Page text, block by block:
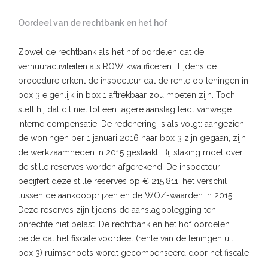
Oordeel van de rechtbank en het hof
Zowel de rechtbank als het hof oordelen dat de
verhuuractiviteiten als ROW kwalificeren. Tijdens de
procedure erkent de inspecteur dat de rente op leningen in
box 3 eigenlijk in box 1 aftrekbaar zou moeten zijn. Toch
stelt hij dat dit niet tot een lagere aanslag leidt vanwege
interne compensatie. De redenering is als volgt: aangezien
de woningen per 1 januari 2016 naar box 3 zijn gegaan, zijn
de werkzaamheden in 2015 gestaakt. Bij staking moet over
de stille reserves worden afgerekend. De inspecteur
becijfert deze stille reserves op € 215.811; het verschil
tussen de aankoopprijzen en de WOZ-waarden in 2015.
Deze reserves zijn tijdens de aanslagoplegging ten
onrechte niet belast. De rechtbank en het hof oordelen
beide dat het fiscale voordeel (rente van de leningen uit
box 3) ruimschoots wordt gecompenseerd door het fiscale